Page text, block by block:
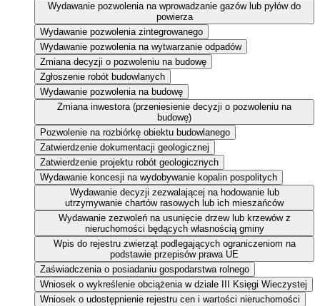
Wydawanie pozwolenia na wprowadzanie gazów lub pyłów do
powierza
Wydawanie pozwolenia zintegrowanego
Wydawanie pozwolenia na wytwarzanie odpadów
Zmiana decyzji o pozwoleniu na budowę
Zgłoszenie robót budowlanych
Wydawanie pozwolenia na budowę
Zmiana inwestora (przeniesienie decyzji o pozwoleniu na
budowę)
Pozwolenie na rozbiórkę obiektu budowlanego
Zatwierdzenie dokumentacji geologicznej
Zatwierdzenie projektu robót geologicznych
Wydawanie koncesji na wydobywanie kopalin pospolitych
Wydawanie decyzji zezwalającej na hodowanie lub
utrzymywanie chartów rasowych lub ich mieszańców
Wydawanie zezwoleń na usunięcie drzew lub krzewów z
nieruchomości będących własnością gminy
Wpis do rejestru zwierząt podlegających ograniczeniom na
podstawie przepisów prawa UE
Zaświadczenia o posiadaniu gospodarstwa rolnego
Wniosek o wykreślenie obciążenia w dziale III Księgi Wieczystej
Wniosek o udostępnienie rejestru cen i wartości nieruchomości